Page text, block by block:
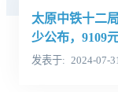
太原中铁十二
少公布，9109
发表于 2024-07-